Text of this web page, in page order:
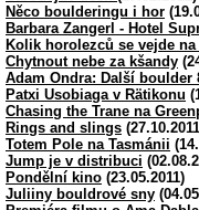
Něco boulderingu i hor
Barbara Zangerl - Hotel
Kolik horolezců se vejde
Chytnout nebe za kšandy
Adam Ondra: Další boulder
Patxi Usobiaga v Rätikonu
Chasing the Trane na
Rings and slings
Totem Pole na Tasmánii
Jump je v distribuci
Pondělní kino (23.05.2011)
Juliiny bouldrové sny